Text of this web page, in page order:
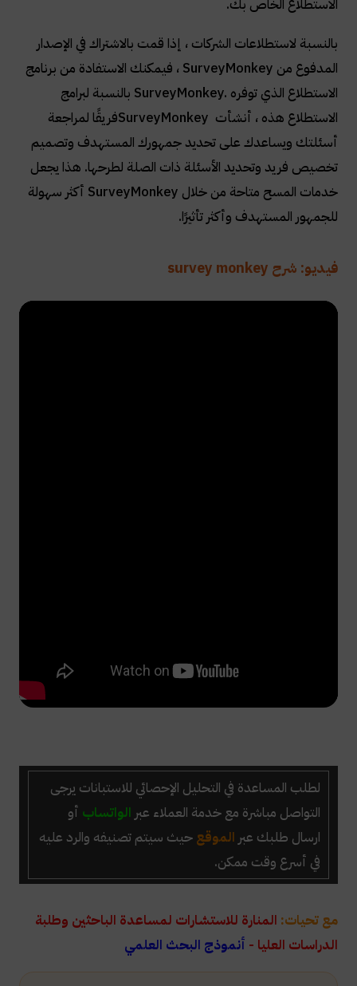
الاستطلاع الخاص بك.
بالنسبة لاستطلاعات الشركات ، إذا قمت بالاشتراك في الإصدار
المدفوع من SurveyMonkey ، فيمكنك الاستفادة من برنامج
الاستطلاع الذي توفره SurveyMonkey. بالنسبة لبرامج
الاستطلاع هذه ، أنشأت SurveyMonkeyفريقًا لمراجعة
أسئلتك ويساعدك على تحديد جمهورك المستهدف وتصميم
تخصيص فريد وتحديد الأسئلة ذات الصلة لطرحها. هذا يجعل
خدمات المسح متاحة من خلال SurveyMonkey أكثر سهولة
للجمهور المستهدف وأكثر تأثيرًا.
فيديو: شرح survey monkey
لطلب المساعدة في التحليل الإحصائي للاستبانات يرجى
التواصل مباشرة مع خدمة العملاء عبر الواتساب أو
ارسال طلبك عبر الموقع حيث سيتم تصنيفه والرد عليه
في أسرع وقت ممكن.
مع تحيات: المنارة للاستشارات لمساعدة الباحثين وطلبة
الدراسات العليا - أنموذج البحث العلمي